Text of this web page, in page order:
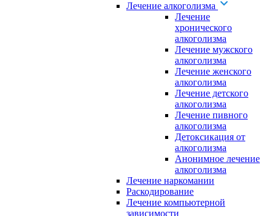
Лечение алкоголизма
Лечение
хронического
алкоголизма
Лечение мужского
алкоголизма
Лечение женского
алкоголизма
Лечение детского
алкоголизма
Лечение пивного
алкоголизма
Детоксикация от
алкоголизма
Анонимное лечение
алкоголизма
Лечение наркомании
Раскодирование
Лечение компьютерной
зависимости